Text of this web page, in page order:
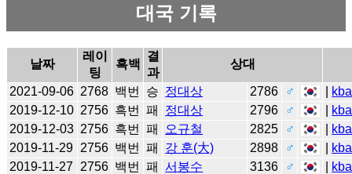
대국 기록
날짜
레이
팅
흑백
결
과
상대
2021-09-06 2768 백번 승 정대상 2786 ♂
kba
2019-12-10 2756 흑번 패 정대상 2796 ♂
kba
2019-12-03 2756 흑번 패 오규철 2825 ♂
kba
2019-11-29 2756 백번 패 강 훈(大) 2898 ♂
kba
2019-11-27
2756 백번 패 서봉수 3136 ♂
kba